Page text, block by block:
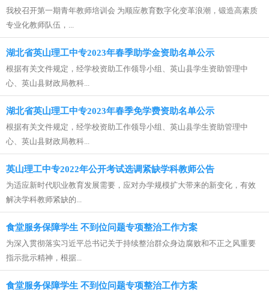
我校召开第一期青年教师培训会 为顺应教育数字化变革浪潮，锻造高素质
专业化教师队伍，...
湖北省英山理工中专2023年春季助学金资助名单公示
根据有关文件规定，经学校资助工作领导小组、英山县学生资助管理中
心、英山县财政局教科...
湖北省英山理工中专2023年春季免学费资助名单公示
根据有关文件规定，经学校资助工作领导小组、英山县学生资助管理中
心、英山县财政局教科...
英山理工中专2022年公开考试选调紧缺学科教师公告
为适应新时代职业教育发展需要，应对办学规模扩大带来的新变化，有效
解决学科教师紧缺的...
食堂服务保障学生 不到位问题专项整治工作方案
为深入贯彻落实习近平总书记关于持续整治群众身边腐败和不正之风重要
指示批示精神，根据...
食堂服务保障学生 不到位问题专项整治工作方案